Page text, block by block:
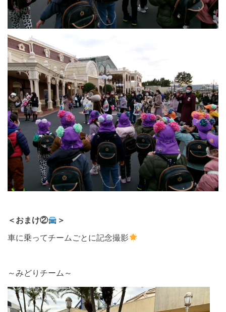
＜おまけ②
＞
車に乗ってチームごとに記念撮影
～みどりチーム～